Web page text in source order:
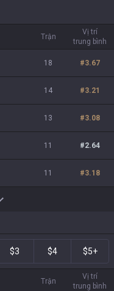
Trận
Vị trí
trung bình
18 #3.67
14 #3.21
13 #3.08
11 #2.64
11 #3.18
$3 $4 $5+
Trận
Vị trí
trung bình